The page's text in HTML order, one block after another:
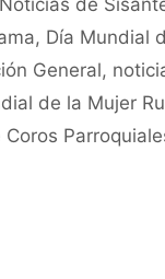
Noticias de
, Día Mundial
General,
de la Mujer